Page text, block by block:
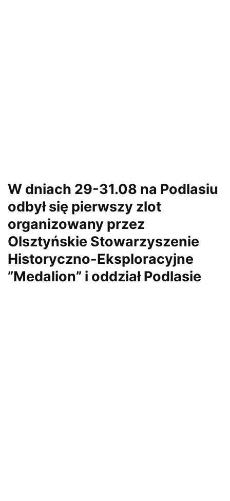
W dniach 29-31.08 na Podlasiu
odbył się pierwszy zlot
organizowany przez
Olsztyńskie Stowarzyszenie
Historyczno-Eksploracyjne
”Medalion” i oddział Podlasie